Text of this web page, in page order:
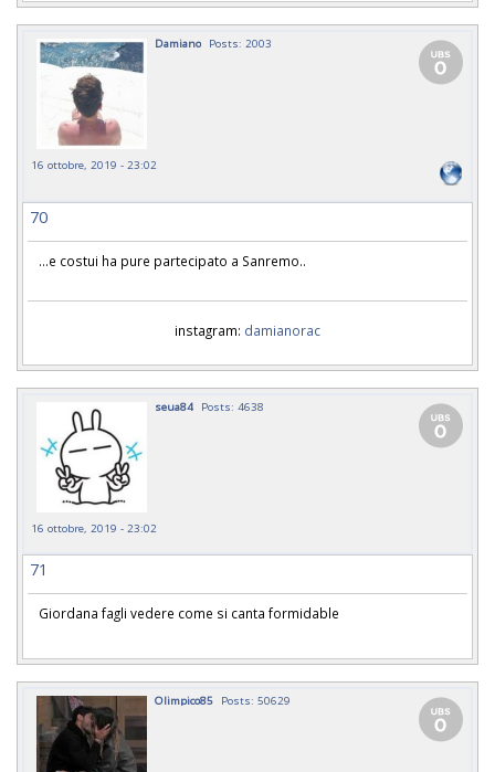
Damiano Posts: 2003
16 ottobre, 2019 - 23:02
70
...e costui ha pure partecipato a Sanremo..
instagram: damianorac
seua84 Posts: 4638
16 ottobre, 2019 - 23:02
71
Giordana fagli vedere come si canta formidable
Olimpico85 Posts: 50629